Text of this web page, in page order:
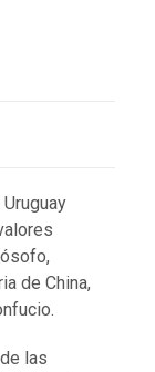
de China,
las